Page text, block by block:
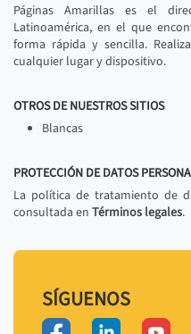
Páginas Amarillas es el
Latinoamérica, en el que
forma rápida y sencilla.
cualquier lugar y dispositivo.
OTROS DE NUESTROS SITIOS
Blancas
PROTECCIÓN DE DATOS
La política de tratamiento de
consultada en Términos legales.
SÍGUENOS